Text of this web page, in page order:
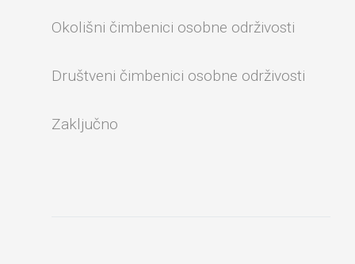
Okolišni čimbenici osobne održivosti
Društveni čimbenici osobne održivosti
Zaključno